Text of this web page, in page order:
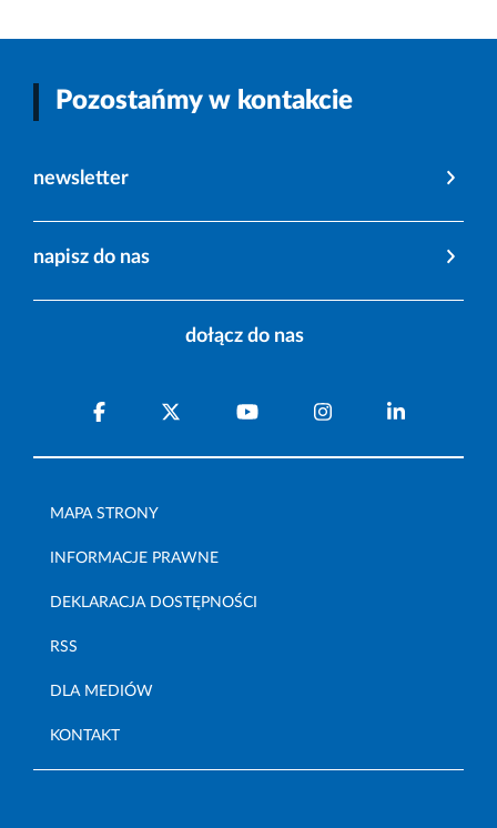
Pozostańmy w kontakcie
newsletter
napisz do nas
dołącz do nas
MAPA STRONY
INFORMACJE PRAWNE
DEKLARACJA DOSTĘPNOŚCI
RSS
DLA MEDIÓW
KONTAKT